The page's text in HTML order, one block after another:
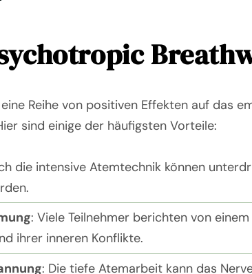
Reihe von positiven Effekten auf das
sind einige der häufigsten Vorteile:
die intensive Atemtechnik können
: Viele Teilnehmer berichten von
ihrer inneren Konflikte.
: Die tiefe Atemarbeit kann das